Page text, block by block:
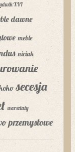
XVI
dawne
meble
niciak
secesja
warsztaty
przemysłowe